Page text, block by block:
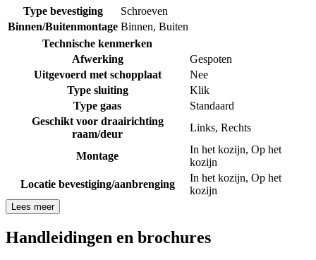
Type bevestiging
Schroeven
Binnen/Buitenmontage Binnen, Buiten
Technische kenmerken
Afwerking
Gespoten
Uitgevoerd met schopplaat
Nee
Type sluiting
Klik
Type gaas
Standaard
Geschikt voor draairichting
raam/deur
Links, Rechts
Montage
In het kozijn, Op het
kozijn
Locatie bevestiging/aanbrenging
In het kozijn, Op het
kozijn
Lees meer
Handleidingen en brochures